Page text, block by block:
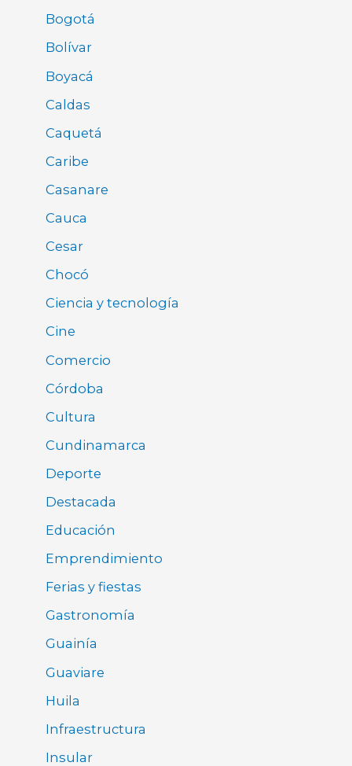
Bogotá
Bolívar
Boyacá
Caldas
Caquetá
Caribe
Casanare
Cauca
Cesar
Chocó
Ciencia y tecnología
Cine
Comercio
Córdoba
Cultura
Cundinamarca
Deporte
Destacada
Educación
Emprendimiento
Ferias y fiestas
Gastronomía
Guainía
Guaviare
Huila
Infraestructura
Insular